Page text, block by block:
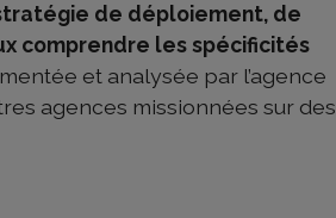
de déploiement, de
comprendre les spécificités
et analysée par l’agence
agences missionnées sur des